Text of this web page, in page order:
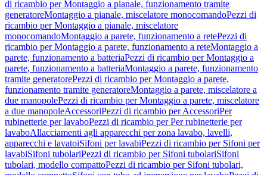
di ricambio per Montaggio a pianale, funzionamento tramite
generatoreMontaggio a pianale, miscelatore monocomandoPezzi di
ricambio per Montaggio a pianale, miscelatore
monocomandoMontaggio a parete, funzionamento a retePezzi di
ricambio per Montaggio a parete, funzionamento a reteMontaggio a
parete, funzionamento a batteriaPezzi di ricambio per Montaggio a
parete, funzionamento a batteriaMontaggio a parete, funzionamento
tramite generatorePezzi di ricambio per Montaggio a parete,
funzionamento tramite generatoreMontaggio a parete, miscelatore a
due manopolePezzi di ricambio per Montaggio a parete, miscelatore
a due manopoleAccessoriPezzi di ricambio per AccessoriPer
rubinetterie per lavaboPezzi di ricambio per Per rubinetterie per
lavaboAllacciamenti agli apparecchi per zona lavabo, lavelli,
apparecchi e lavatoiSifoni per lavabiPezzi di ricambio per Sifoni per
lavabiSifoni tubolariPezzi di ricambio per Sifoni tubolariSifoni
tubolari, modello compattoPezzi di ricambio per Sifoni tubolari,